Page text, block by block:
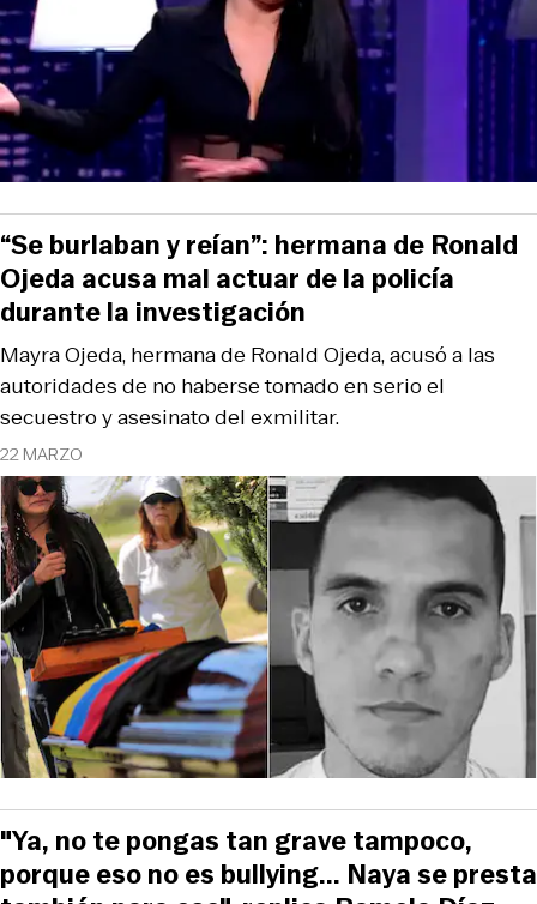
22 MARZO
Mayra Ojeda, hermana de Ronald Ojeda, acusó a las
autoridades de no haberse tomado en serio el
secuestro y asesinato del exmilitar.
“Se burlaban y reían”: hermana de Ronald
Ojeda acusa mal actuar de la policía
durante la investigación
"Ya, no te pongas tan grave tampoco,
porque eso no es bullying... Naya se presta